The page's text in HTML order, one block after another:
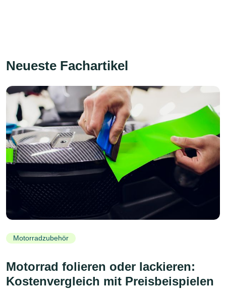
Neueste Fachartikel
Motorradzubehör
Motorrad folieren oder lackieren:
Kostenvergleich mit Preisbeispielen